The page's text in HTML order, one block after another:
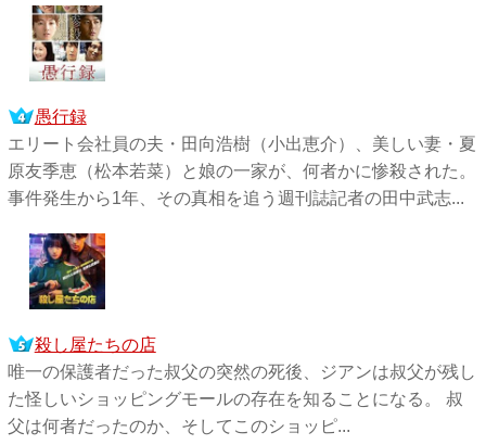
愚行録
エリート会社員の夫・田向浩樹（小出恵介）、美しい妻・夏
原友季恵（松本若菜）と娘の一家が、何者かに惨殺された。
事件発生から1年、その真相を追う週刊誌記者の田中武志...
殺し屋たちの店
唯一の保護者だった叔父の突然の死後、ジアンは叔父が残し
た怪しいショッピングモールの存在を知ることになる。 叔
父は何者だったのか、そしてこのショッピ...